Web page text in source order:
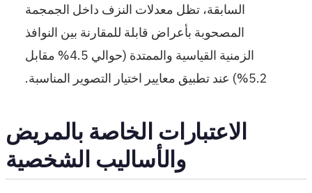
السابقة، تظل معدلات النزف داخل الجمجمة
المصحوبة بأعراض قابلة للمقارنة بين النوافذ
الزمنية القياسية والممتدة (حوالي 4.5% مقابل
5.2%) عند تطبيق معايير اختيار التصوير المناسبة.
الاعتبارات الخاصة بالمريض
والأساليب الشخصية